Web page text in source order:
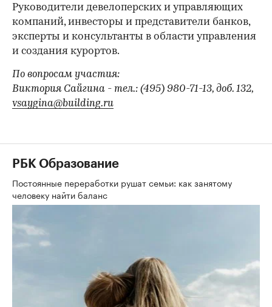
Руководители девелоперских и управляющих
компаний, инвесторы и представители банков,
эксперты и консультанты в области управления
и создания курортов.
По вопросам участия:
Виктория Сайгина - тел.: (495) 980-71-13, доб. 132,
vsaygina@building.ru
РБК Образование
Постоянные переработки рушат семьи: как занятому
человеку найти баланс